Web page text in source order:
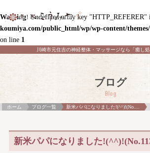
Warning: Undefined array key "HTTP_REFERER"
koumiya.com/public_html/wp/wp-content/
on line 1
川崎市元住吉の神経整体・マッサージなら「癒し処
ブログ
Blog
ホーム ブログ一覧 新米パパになりました!(^^)!(No....
新米パパになりました